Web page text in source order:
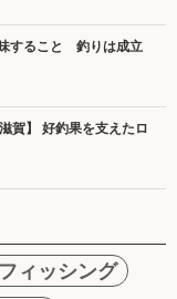
すること 釣りは成立
賀】 好釣果を支えたロ
ィッシング